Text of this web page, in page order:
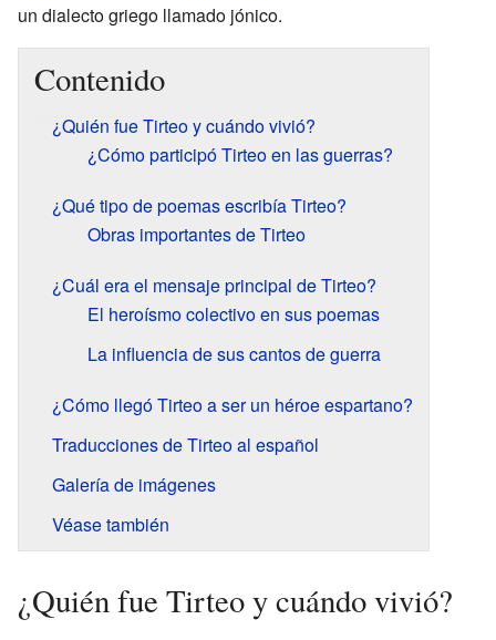
un dialecto griego llamado jónico.
Contenido
¿Quién fue Tirteo y cuándo vivió?
¿Cómo participó Tirteo en las guerras?
¿Qué tipo de poemas escribía Tirteo?
Obras importantes de Tirteo
¿Cuál era el mensaje principal de Tirteo?
El heroísmo colectivo en sus poemas
La influencia de sus cantos de guerra
¿Cómo llegó Tirteo a ser un héroe espartano?
Traducciones de Tirteo al español
Galería de imágenes
Véase también
¿Quién fue Tirteo y cuándo vivió?